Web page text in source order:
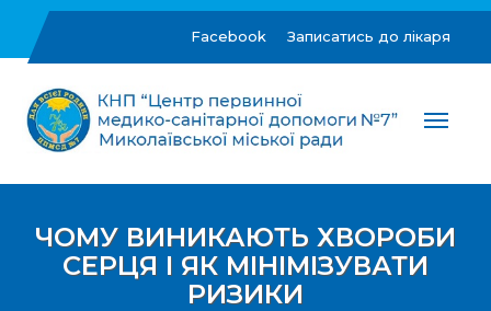
content
Facebook Записатись до лікаря
ЦПМСД №7 м.Миколаїв
первинної медико-санітарної допомоги №7"
ЧОМУ ВИНИКАЮТЬ ХВОРОБИ
СЕРЦЯ І ЯК МІНІМІЗУВАТИ
РИЗИКИ